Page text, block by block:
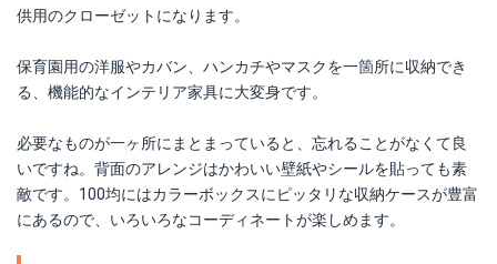
供用のクローゼットになります。
保育園用の洋服やカバン、ハンカチやマスクを一箇所に収納でき
る、機能的なインテリア家具に大変身です。
必要なものが一ヶ所にまとまっていると、忘れることがなくて良
いですね。背面のアレンジはかわいい壁紙やシールを貼っても素
敵です。100均にはカラーボックスにピッタリな収納ケースが豊富
にあるので、いろいろなコーディネートが楽しめます。